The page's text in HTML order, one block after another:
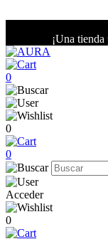
¡Una
0
0
0
Acceder
0